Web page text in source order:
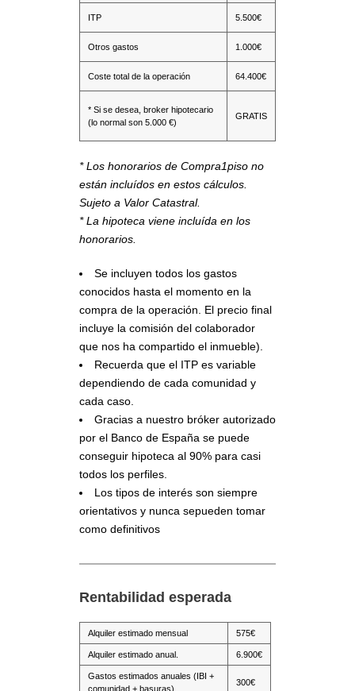
ITP 5.500€
Otros gastos 1.000€
Coste total de la operación 64.400€
* Si se desea, broker hipotecario
(lo normal son 5.000 €)
GRATIS
* Los honorarios de Compra1piso no
están incluídos en estos cálculos.
Sujeto a Valor Catastral.
* La hipoteca viene incluída en los
honorarios.
Se incluyen todos los gastos
conocidos hasta el momento en la
compra de la operación. El precio final
incluye la comisión del colaborador
que nos ha compartido el inmueble).
Recuerda que el ITP es variable
dependiendo de cada comunidad y
cada caso.
Gracias a nuestro bróker autorizado
por el Banco de España se puede
conseguir hipoteca al 90% para casi
todos los perfiles.
Los tipos de interés son siempre
orientativos y nunca sepueden tomar
como definitivos
Rentabilidad esperada
Alquiler estimado mensual 575€
Alquiler estimado anual. 6.900€
Gastos estimados anuales (IBI +
comunidad + basuras)
300€